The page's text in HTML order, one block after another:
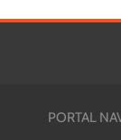
PORTAL